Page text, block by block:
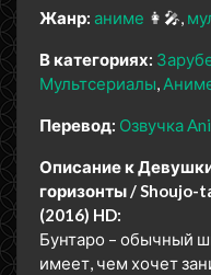
Жанр: аниме 👩‍🎤
В категориях:
Мультсериалы
Перевод: Озвучка
Описание к
горизонты / Shoujo-
(2016) HD:
Бунтаро – обычный
имеет, чем хочет